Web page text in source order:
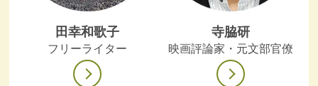
田幸和歌子
フリーライター
寺脇研
映画評論家・元文部官僚